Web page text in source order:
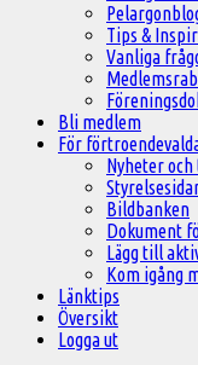
Tips &
Vanliga
Bli medlem
För
Nyheter och
Bildbanken
Dokument
Lägg till
Kom igång
Länktips
Översikt
Logga ut